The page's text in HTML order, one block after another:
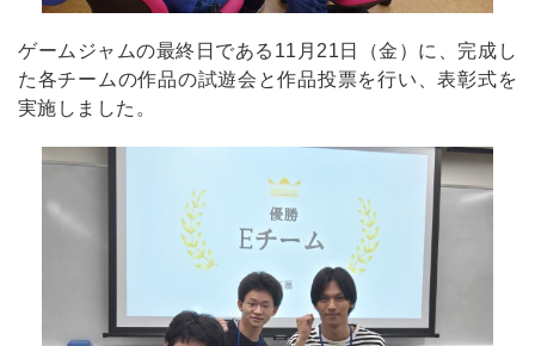
ゲームジャムの最終日である11月21日（金）に、完成し
た各チームの作品の試遊会と作品投票を行い、表彰式を
実施しました。